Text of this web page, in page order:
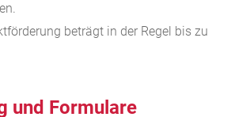
beträgt in der Regel bis zu
und Formulare